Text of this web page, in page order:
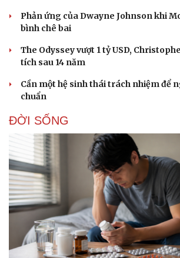
Phòng mạch online
Ăn sạch sống khỏe
Phản ứng của Dwayne Johnson khi
bình chê bai
The Odyssey vượt 1 tỷ USD,
tích sau 14 năm
Cần một hệ sinh thái trách nhiệm để
chuẩn
ĐỜI SỐNG